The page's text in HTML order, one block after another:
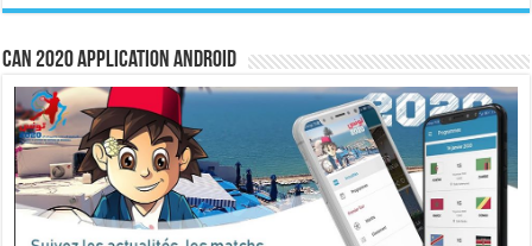
CAN 2020 Application Android